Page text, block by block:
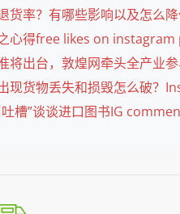
货率？有哪些影响以及怎么
心得free likes on
将出台，敦煌网牵头全产业
现货物丢失和损毁怎么破
吐槽”谈谈进口图书IG